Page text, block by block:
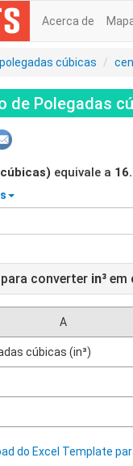
Acerca de
polegadas cúbicas
de Polegadas
equivale a
converter in³ em
A
cúbicas (in³)
do Excel Template